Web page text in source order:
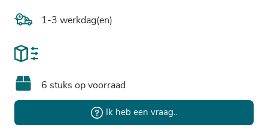
1-3 werkdag(en)
6 stuks op voorraad
Ik heb een vraag..